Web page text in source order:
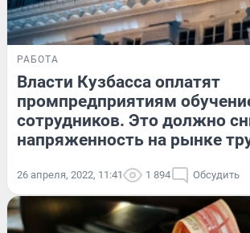
РАБОТА
Власти Кузбасса оплатят
промпредприятиям
сотрудников. Это должно
напряженность на рынке
26 апреля, 2022, 11:41 1 894 Обсудить